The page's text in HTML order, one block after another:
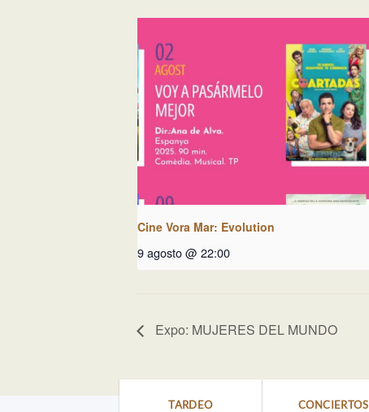
Cine Vora Mar: Evolution
9 agosto @ 22:00
Expo: MUJERES DEL MUNDO
TARDEO CONCIERTOS